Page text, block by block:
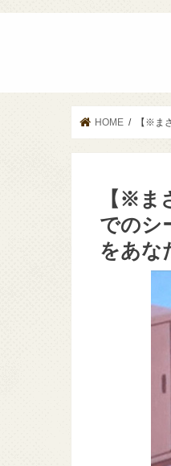
HOME 【※ま
【※ま
でのシ
をあな